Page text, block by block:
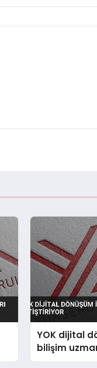
YOK dijital
bilişim